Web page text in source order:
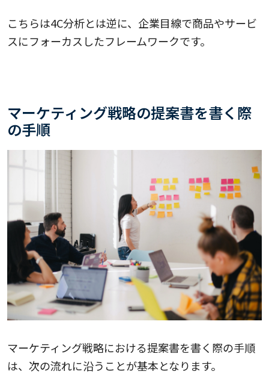
こちらは4C分析とは逆に、企業目線で商品やサービ
スにフォーカスしたフレームワークです。
マーケティング戦略の提案書を書く際
の手順
マーケティング戦略における提案書を書く際の手順
は、次の流れに沿うことが基本となります。